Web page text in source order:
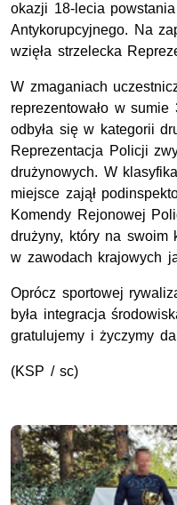
okazji 18-lecia
Antykorupcyjnego. Na
wzięła strzelecka
W zmaganiach
reprezentowało w
odbyła się w kategorii
Reprezentacja Policji
drużynowych. W
miejsce zajął
Komendy Rejonowej
drużyny, który na swoim
w zawodach krajowych
Oprócz sportowej
była integracja
gratulujemy i życzymy
(KSP / sc)